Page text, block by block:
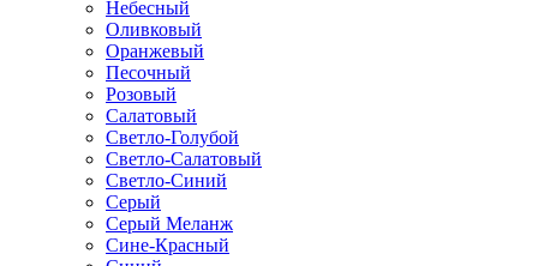
Небесный
Оливковый
Оранжевый
Песочный
Розовый
Салатовый
Светло-Голубой
Светло-Салатовый
Светло-Синий
Серый
Серый Меланж
Сине-Красный